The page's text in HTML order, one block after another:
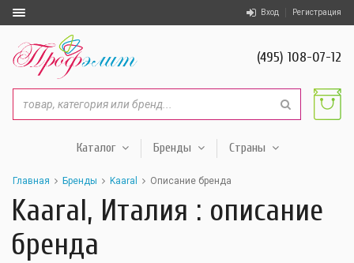
Вход Регистрация
(495) 108-07-12
Каталог Бренды Страны
Главная Бренды Kaaral Описание бренда
Kaaral, Италия : описание
бренда